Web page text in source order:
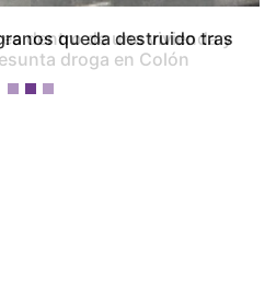
queda destruido tras